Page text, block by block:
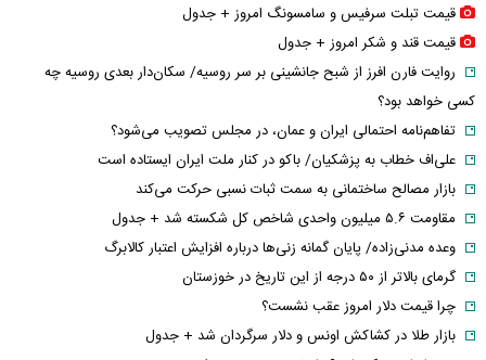
قیمت تبلت سرفیس و سامسونگ امروز + جدول
قیمت قند و شکر امروز + جدول
روایت فارن افرز از شبح جانشینی بر سر روسیه/ سکان‌دار بعدی روسیه چه
کسی خواهد بود؟
تفاهم‌نامه احتمالی ایران و عمان، در مجلس تصویب می‌شود؟
علی‌اف خطاب به پزشکیان/ باکو در کنار ملت ایران ایستاده است
بازار مصالح ساختمانی به سمت ثبات نسبی حرکت می‌کند
مقاومت ۵.۶ میلیون واحدی شاخص کل شکسته شد + جدول
وعده مدنی‌زاده/ پایان گمانه زنی‌ها درباره افزایش اعتبار کالابرگ
گرمای بالاتر از ۵۰ درجه از این تاریخ در خوزستان
چرا قیمت دلار امروز عقب نشست؟
بازار طلا در کشاکش اونس و دلار سرگردان شد + جدول